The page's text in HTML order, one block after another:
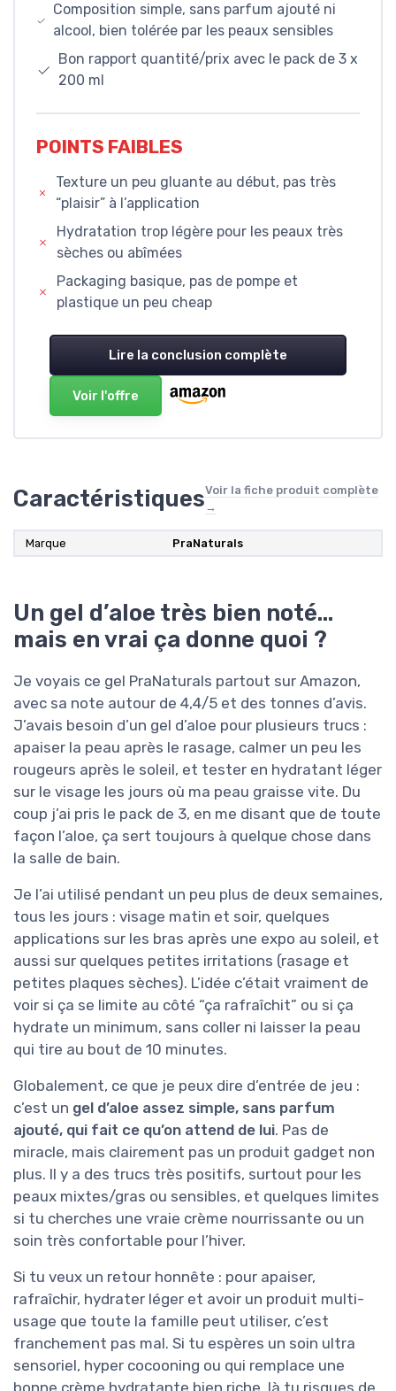
Composition simple, sans parfum ajouté ni
alcool, bien tolérée par les peaux sensibles
Bon rapport quantité/prix avec le pack de 3 x
200 ml
POINTS FAIBLES
Texture un peu gluante au début, pas très
“plaisir” à l’application
Hydratation trop légère pour les peaux très
sèches ou abîmées
Packaging basique, pas de pompe et
plastique un peu cheap
Lire la conclusion complète
Voir l'offre
CaractéristiquesVoir la fiche produit complète
→
Marque PraNaturals
Un gel d’aloe très bien noté…
mais en vrai ça donne quoi ?
Je voyais ce gel PraNaturals partout sur Amazon,
avec sa note autour de 4,4/5 et des tonnes d’avis.
J’avais besoin d’un gel d’aloe pour plusieurs trucs :
apaiser la peau après le rasage, calmer un peu les
rougeurs après le soleil, et tester en hydratant léger
sur le visage les jours où ma peau graisse vite. Du
coup j’ai pris le pack de 3, en me disant que de toute
façon l’aloe, ça sert toujours à quelque chose dans
la salle de bain.
Je l’ai utilisé pendant un peu plus de deux semaines,
tous les jours : visage matin et soir, quelques
applications sur les bras après une expo au soleil, et
aussi sur quelques petites irritations (rasage et
petites plaques sèches). L’idée c’était vraiment de
voir si ça se limite au côté “ça rafraîchit” ou si ça
hydrate un minimum, sans coller ni laisser la peau
qui tire au bout de 10 minutes.
Globalement, ce que je peux dire d’entrée de jeu :
c’est un gel d’aloe assez simple, sans parfum
ajouté, qui fait ce qu’on attend de lui. Pas de
miracle, mais clairement pas un produit gadget non
plus. Il y a des trucs très positifs, surtout pour les
peaux mixtes/gras ou sensibles, et quelques limites
si tu cherches une vraie crème nourrissante ou un
soin très confortable pour l’hiver.
Si tu veux un retour honnête : pour apaiser,
rafraîchir, hydrater léger et avoir un produit multi-
usage que toute la famille peut utiliser, c’est
franchement pas mal. Si tu espères un soin ultra
sensoriel, hyper cocooning ou qui remplace une
bonne crème hydratante bien riche, là tu risques de